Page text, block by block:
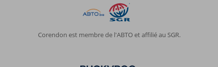
Corendon est membre de l'ABTO et affilié au SGR.